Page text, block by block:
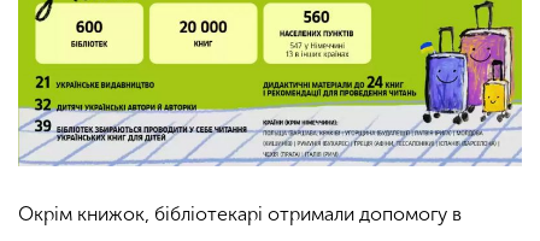
Окрім книжок, бібліотекарі отримали допомогу в